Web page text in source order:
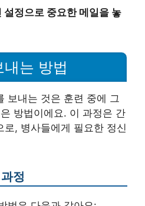
설정으로 중요한 메일을 놓
는 방법
보내는 것은 훈련 중에 그
방법이에요. 이 과정은 간
로, 병사들에게 필요한 정신
정